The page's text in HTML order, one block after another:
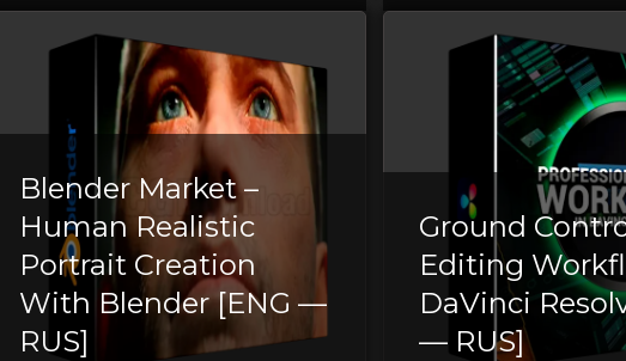
Blender Market –
Human Realistic
Portrait Creation
With Blender [ENG —
RUS]
Ground
Editing
DaVinci
— RUS]